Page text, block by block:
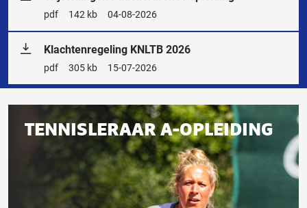
Bestandstype
pdf Bestandsgrootte
142 kb Releasedatum
04-08-2026
Klachtenregeling KNLTB 2026
Bestandstype
pdf Bestandsgrootte
305 kb Releasedatum
15-07-2026
Gerelateerd
aan
pagina
TENNISLERAAR A-OPLEIDING